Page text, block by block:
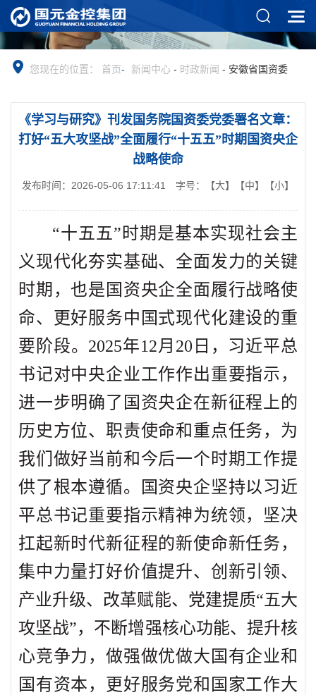
您现在的位置： 首页- 新闻中心 - 时政新闻 - 安徽省国资委
《学习与研究》刊发国务院国资委党委署名文章：
打好“五大攻坚战”全面履行“十五五”时期国资央企
战略使命
发布时间：2026-05-06 17:11:41 字号： 【大】 【中】 【小】
“十五五”时期是基本实现社会主
义现代化夯实基础、全面发力的关键
时期，也是国资央企全面履行战略使
命、更好服务中国式现代化建设的重
要阶段。2025年12月20日，习近平总
书记对中央企业工作作出重要指示，
进一步明确了国资央企在新征程上的
历史方位、职责使命和重点任务，为
我们做好当前和今后一个时期工作提
供了根本遵循。国资央企坚持以习近
平总书记重要指示精神为统领，坚决
扛起新时代新征程的新使命新任务，
集中力量打好价值提升、创新引领、
产业升级、改革赋能、党建提质“五大
攻坚战”，不断增强核心功能、提升核
心竞争力，做强做优做大国有企业和
国有资本，更好服务党和国家工作大